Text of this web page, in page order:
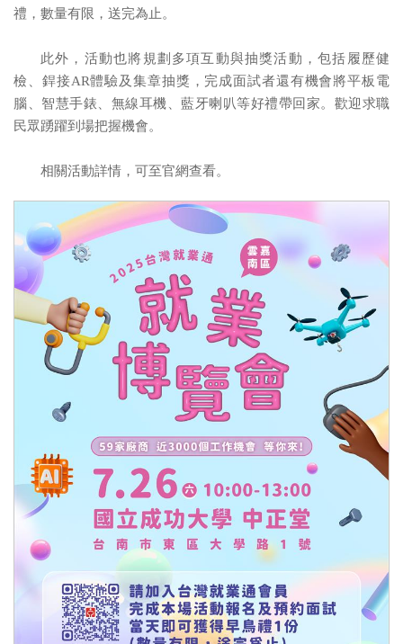
禮，數量有限，送完為止。
此外，活動也將規劃多項互動與抽獎活動，包括履歷健
檢、銲接AR體驗及集章抽獎，完成面試者還有機會將平板電
腦、智慧手錶、無線耳機、藍牙喇叭等好禮帶回家。歡迎求職
民眾踴躍到場把握機會。
相關活動詳情，可至官網查看。